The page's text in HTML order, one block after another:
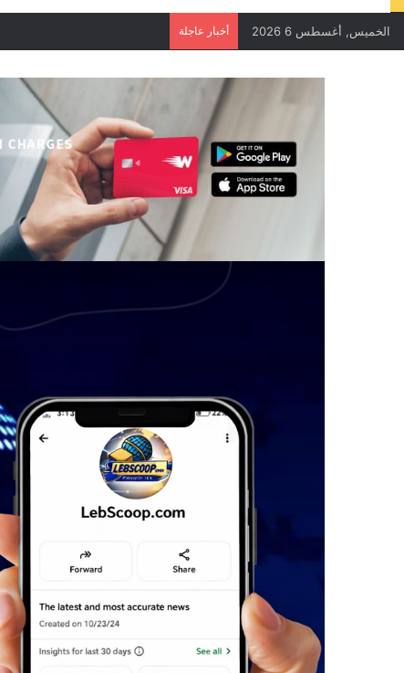
الخميس, أغسطس 6 2026 أخبار عاجلة